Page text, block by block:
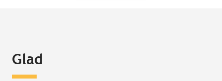
Glad